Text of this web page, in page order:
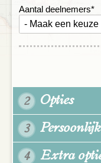
Aantal deelnemers*
2 Opties
3
4 Extra